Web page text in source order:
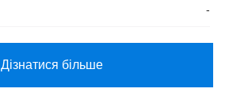
-
Дізнатися більше